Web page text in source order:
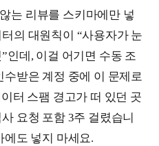
는 리뷰를 스키마에만 넣
의 대원칙이 “사용자가 눈
인데, 이걸 어기면 수동 조
받은 계정 중에 이 문제로
터 스팸 경고가 떠 있던 곳
요청 포함 3주 걸렸습니
에도 넣지 마세요.